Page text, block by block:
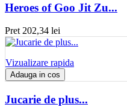
Heroes of Goo Jit Zu...
Pret 202,34 lei
Vizualizare rapida
Adauga in cos
Jucarie de plus...